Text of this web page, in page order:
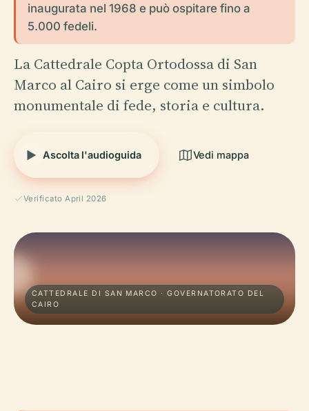
inaugurata nel 1968 e può ospitare fino a
5.000 fedeli.
La Cattedrale Copta Ortodossa di San
Marco al Cairo si erge come un simbolo
monumentale di fede, storia e cultura.
Ascolta l'audioguida Vedi mappa
Verificato April 2026
CATTEDRALE DI SAN MARCO · GOVERNATORATO DEL
CAIRO